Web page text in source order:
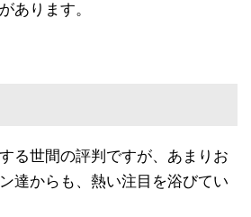
あります。
る世間の評判ですが、あまりお
達からも、熱い注目を浴びてい